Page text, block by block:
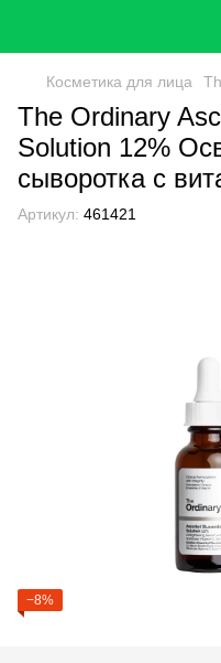
Косметика для лица
The Ordinary
Solution 12%
сыворотка с
Артикул: 461421
−8%